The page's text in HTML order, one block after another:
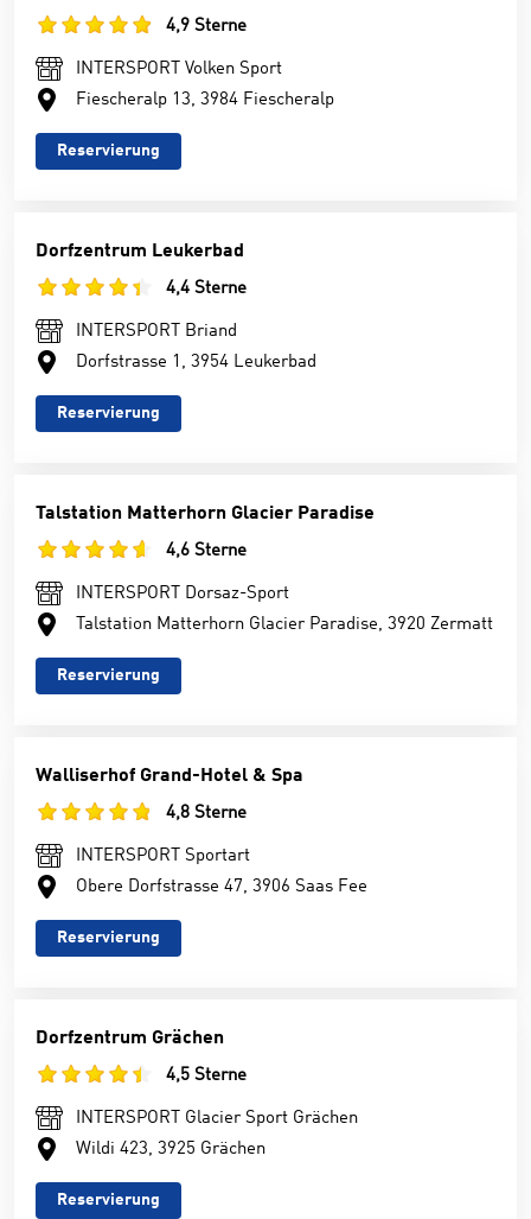
4,9 Sterne
INTERSPORT Volken Sport
Fiescheralp 13, 3984 Fiescheralp
Reservierung
Dorfzentrum Leukerbad
4,4 Sterne
INTERSPORT Briand
Dorfstrasse 1, 3954 Leukerbad
Reservierung
Talstation Matterhorn Glacier Paradise
4,6 Sterne
INTERSPORT Dorsaz-Sport
Talstation Matterhorn Glacier Paradise, 3920 Zermatt
Reservierung
Walliserhof Grand-Hotel & Spa
4,8 Sterne
INTERSPORT Sportart
Obere Dorfstrasse 47, 3906 Saas Fee
Reservierung
Dorfzentrum Grächen
4,5 Sterne
INTERSPORT Glacier Sport Grächen
Wildi 423, 3925 Grächen
Reservierung